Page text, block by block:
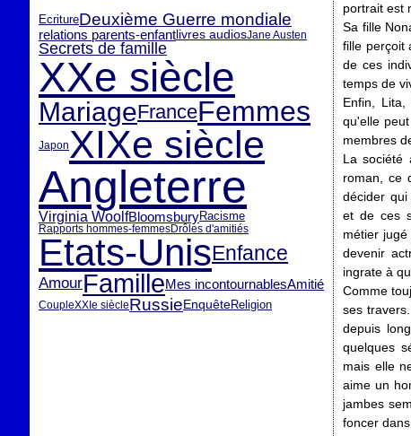
EcritureDeuxième Guerre mondiale
relations parents-enfantlivres audiosJane Austen
Secrets de famille
XXe siècle
MariageFranceFemmes
Japon XIXe siècle
Angleterre
Virginia WoolfBloomsburyRacisme
Rapports hommes-femmesDrôles d'amitiés
Etats-UnisEnfance
AmourFamilleMes incontournablesAmitié
CoupleXXIe siècleRussieEnquêteReligion
portrait est
Sa fille
fille perçoit
de ces
temps de
Enfin,
qu'elle
membres
La société
roman, ce
décider
et de ces
métier
devenir
ingrate à
Comme
ses
depuis
quelques
mais elle
aime un
jambes
foncer